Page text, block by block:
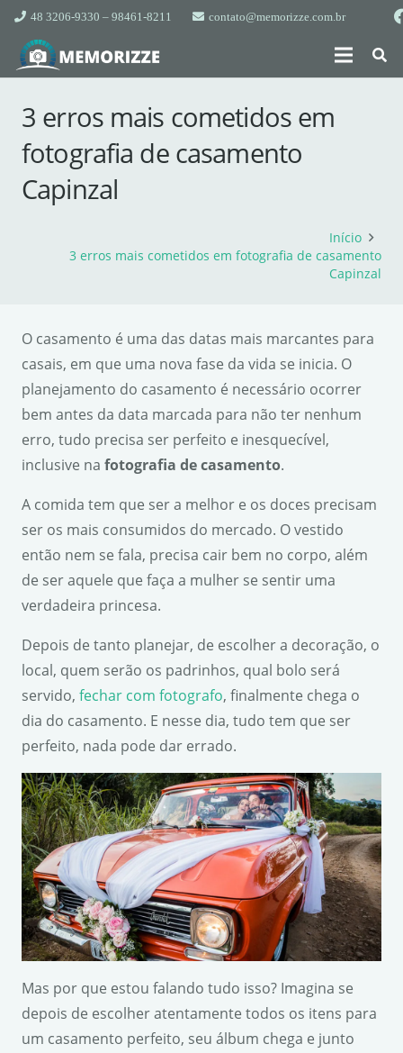
48 3206-9330 – 98461-8211 contato@memorizze.com.br
3 erros mais cometidos em
fotografia de casamento
Capinzal
Início
3 erros mais cometidos em fotografia de casamento
Capinzal
O casamento é uma das datas mais marcantes para
casais, em que uma nova fase da vida se inicia. O
planejamento do casamento é necessário ocorrer
bem antes da data marcada para não ter nenhum
erro, tudo precisa ser perfeito e inesquecível,
inclusive na fotografia de casamento.
A comida tem que ser a melhor e os doces precisam
ser os mais consumidos do mercado. O vestido
então nem se fala, precisa cair bem no corpo, além
de ser aquele que faça a mulher se sentir uma
verdadeira princesa.
Depois de tanto planejar, de escolher a decoração, o
local, quem serão os padrinhos, qual bolo será
servido, fechar com fotografo, finalmente chega o
dia do casamento. E nesse dia, tudo tem que ser
perfeito, nada pode dar errado.
Mas por que estou falando tudo isso? Imagina se
depois de escolher atentamente todos os itens para
um casamento perfeito, seu álbum chega e junto